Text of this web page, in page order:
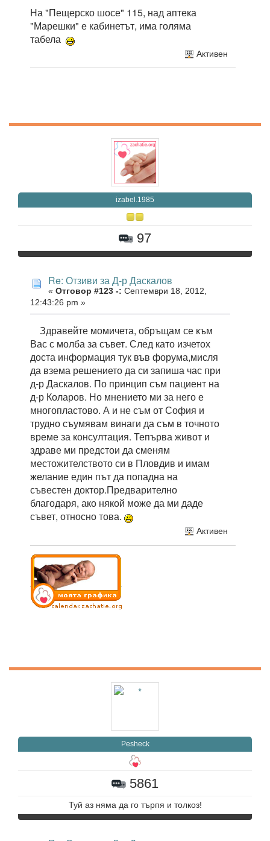
На "Пещерско шосе" 115, над аптека
"Марешки" е кабинетът, има голяма
табела
Активен
izabel.1985
97
Re: Отзиви за Д-р Даскалов
« Отговор #123 -: Септември 18, 2012,
12:43:26 pm »
Здравейте момичета, обръщам се към
Вас с молба за съвет. След като изчетох
доста информация тук във форума,мисля
да взема решението да си запиша час при
д-р Даскалов. По принцип съм пациент на
д-р Коларов. Но мнението ми за него е
многопластово. А и не съм от София и
трудно съумявам винаги да съм в точното
време за консултация. Тепърва живот и
здраве ми предстои да сменям
местожителството си в Пловдив и имам
желание един път да попадна на
съвестен доктор.Предварително
благодаря, ако някой може да ми даде
съвет, относно това.
Активен
Pesheck
5861
Туй аз няма да го търпя и толкоз!